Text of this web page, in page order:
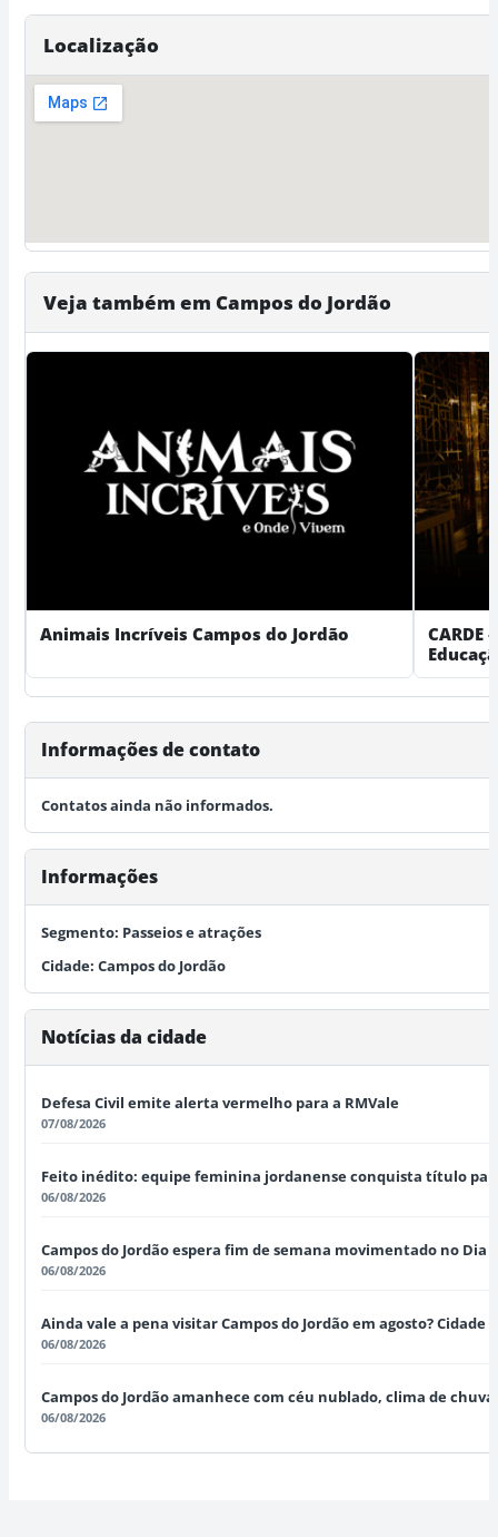
Localização
Veja também em Campos do Jordão
Animais Incríveis Campos do Jordão
CARDE
Informações de contato
Contatos ainda não informados.
Informações
Segmento: Passeios e atrações
Cidade: Campos do Jordão
Notícias da cidade
Defesa Civil emite alerta vermelho para a RMVale
07/08/2026
Feito inédito: equipe feminina jordanense conquista título
06/08/2026
Campos do Jordão espera fim de semana movimentado no
06/08/2026
Ainda vale a pena visitar Campos do Jordão em agosto?
06/08/2026
Campos do Jordão amanhece com céu nublado, clima de
06/08/2026